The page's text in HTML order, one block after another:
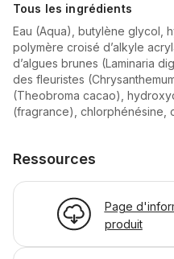
Tous les ingrédients
Eau (Aqua), butylène glycol,
polymère croisé d’alkyle
d’algues brunes (Laminaria
des fleuristes
(Theobroma cacao),
(fragrance), chlorphénésine,
Ressources
Page
produit